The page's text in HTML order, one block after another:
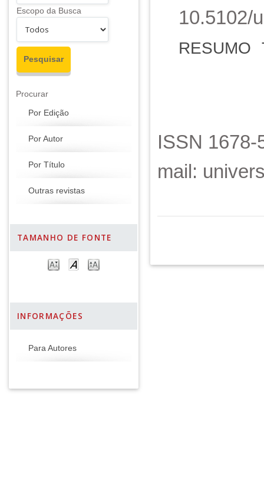
Escopo da Busca
Procurar
Por Edição
Por Autor
Por Título
Outras revistas
TAMANHO DE FONTE
INFORMAÇÕES
Para Autores
10.5102/
RESUMO
ISSN
mail: